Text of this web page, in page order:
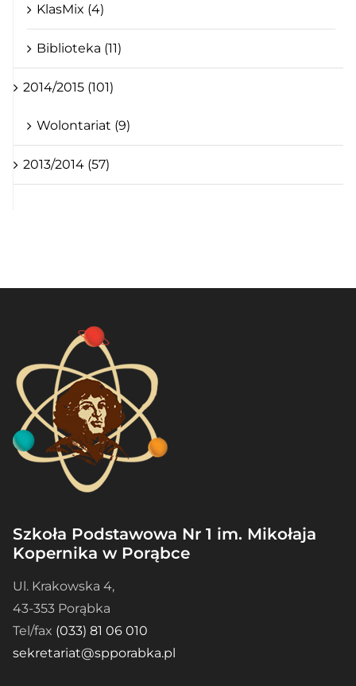
KlasMix (4)
Biblioteka (11)
2014/2015 (101)
Wolontariat (9)
2013/2014 (57)
Szkoła Podstawowa Nr 1 im. Mikołaja
Kopernika w Porąbce
Ul. Krakowska 4,
43-353 Porąbka
Tel/fax (033) 81 06 010
sekretariat@spporabka.pl